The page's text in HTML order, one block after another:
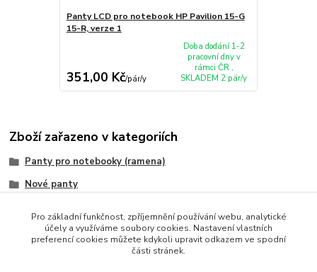
Panty LCD pro notebook HP Pavilion 15-G
15-R, verze 1
351,00 Kč/pár/y
Doba dodání 1-2
pracovní dny v
rámci ČR ,
SKLADEM 2 pár/y
Zboží zařazeno v kategoriích
Panty pro notebooky (ramena)
Nové panty
Pro základní funkčnost, zpříjemnění používání webu, analytické
účely a využíváme soubory cookies. Nastavení vlastních
preferencí cookies můžete kdykoli upravit odkazem ve spodní
části stránek.